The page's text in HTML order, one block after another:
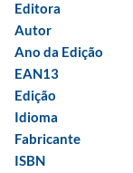
Editora
Autor
Ano da Edição
EAN13
Edição
Idioma
Fabricante
ISBN